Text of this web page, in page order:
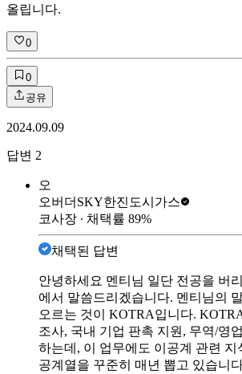
올립니다.
0
0
공유
2024.09.09
답변 2
오
오버더SKY한진도시가스
코사장 ∙ 채택률 89%
채택된 답변
안녕하세요 멘티님 일단 전공을 버
에서 말씀드리겠습니다. 멘티님의
오르는 것이 KOTRA입니다.
조사, 국내 기업 판촉 지원, 무역/영
하는데, 이 업무에도 이공계 관련 지
공계열을 꾸준히 매년 뽑고 있습니